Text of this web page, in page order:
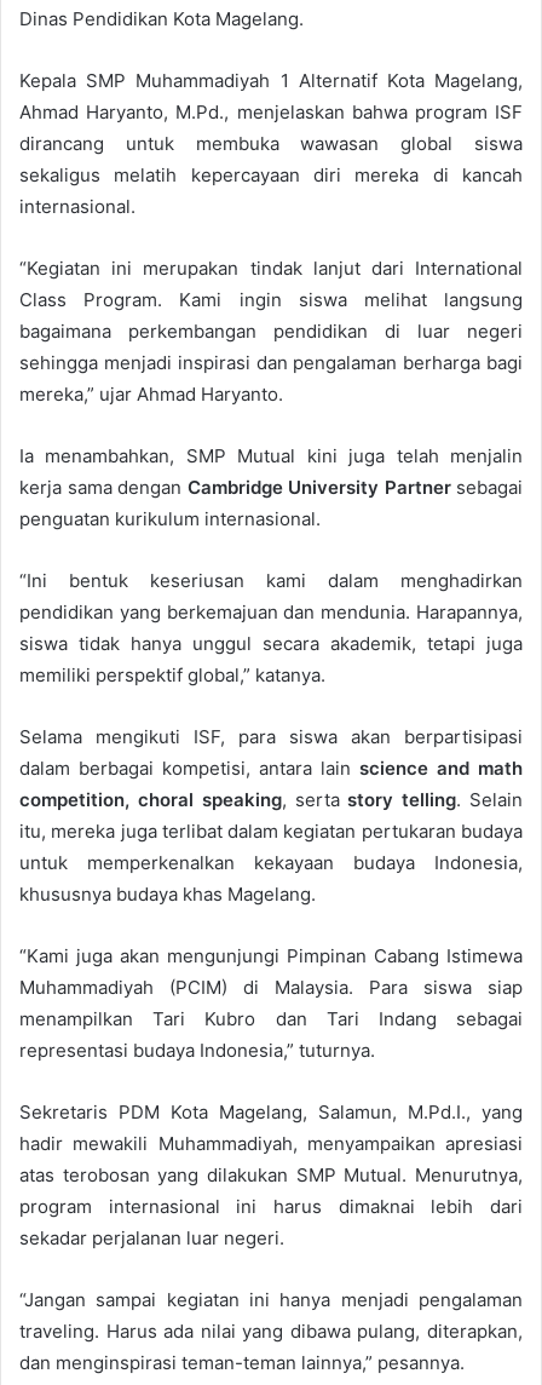
Dinas Pendidikan Kota Magelang.
Kepala SMP Muhammadiyah 1 Alternatif Kota Magelang,
Ahmad Haryanto, M.Pd., menjelaskan bahwa program ISF
dirancang untuk membuka wawasan global siswa
sekaligus melatih kepercayaan diri mereka di kancah
internasional.
“Kegiatan ini merupakan tindak lanjut dari International
Class Program. Kami ingin siswa melihat langsung
bagaimana perkembangan pendidikan di luar negeri
sehingga menjadi inspirasi dan pengalaman berharga bagi
mereka,” ujar Ahmad Haryanto.
Ia menambahkan, SMP Mutual kini juga telah menjalin
kerja sama dengan Cambridge University Partnersebagai
penguatan kurikulum internasional.
“Ini bentuk keseriusan kami dalam menghadirkan
pendidikan yang berkemajuan dan mendunia. Harapannya,
siswa tidak hanya unggul secara akademik, tetapi juga
memiliki perspektif global,” katanya.
Selama mengikuti ISF, para siswa akan berpartisipasi
dalam berbagai kompetisi, antara lain science and math
competition, choral speaking, sertastory telling. Selain
itu, mereka juga terlibat dalam kegiatan pertukaran budaya
untuk memperkenalkan kekayaan budaya Indonesia,
khususnya budaya khas Magelang.
“Kami juga akan mengunjungi Pimpinan Cabang Istimewa
Muhammadiyah (PCIM) di Malaysia. Para siswa siap
menampilkan Tari Kubro dan Tari Indang sebagai
representasi budaya Indonesia,” tuturnya.
Sekretaris PDM Kota Magelang, Salamun, M.Pd.I., yang
hadir mewakili Muhammadiyah, menyampaikan apresiasi
atas terobosan yang dilakukan SMP Mutual. Menurutnya,
program internasional ini harus dimaknai lebih dari
sekadar perjalanan luar negeri.
“Jangan sampai kegiatan ini hanya menjadi pengalaman
traveling. Harus ada nilai yang dibawa pulang, diterapkan,
dan menginspirasi teman-teman lainnya,” pesannya.